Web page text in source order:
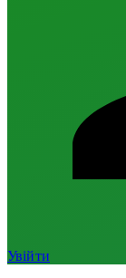
Увійти